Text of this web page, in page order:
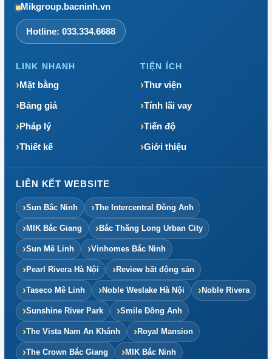
Mikgroup.bacninh.vn
Hotline: 033.334.6688
LINK NHANH
Mặt bằng
Bảng giá
Pháp lý
Thiết kế
TIỆN ÍCH
Thư viện
Tính lãi vay
Tiến độ
Giới thiệu
LIÊN KẾT WEBSITE
Sun Bắc Ninh The Intercentral Đông Anh
MIK Bắc Giang Bắc Thăng Long Urban City
Sun Mê Linh Vinhomes Bắc Ninh
Pearl Rivera Hà Nội Review bất động sản
Taseco Mê Linh Noble Weslake Hà Nội Noble Rivera
Sunshine River Park Smile Đông Anh
The Vista Nam An Khánh Royal Mansion
The Crown Bắc Giang MIK Bắc Ninh